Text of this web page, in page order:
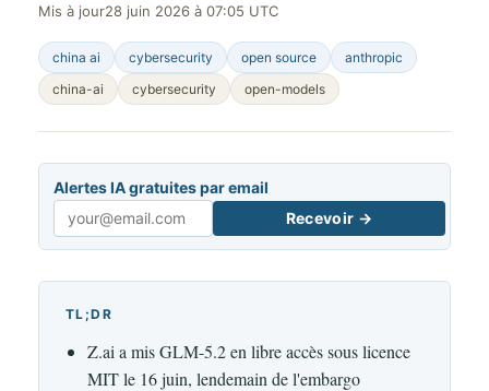
Mis à jour28 juin 2026 à 07:05 UTC
china ai cybersecurity open source
anthropic
china-ai
cybersecurity open-models
Alertes IA gratuites par email
Email
Recevoir →
TL;DR
Z.ai a mis GLM-5.2 en libre accès sous licence
MIT le 16 juin, lendemain de l'embargo